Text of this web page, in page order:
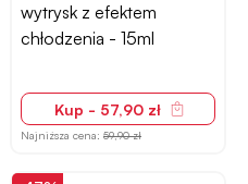
wytrysk z efektem
chłodzenia - 15ml
Kup - 57,90 zł
Najniższa cena: 59,90 zł